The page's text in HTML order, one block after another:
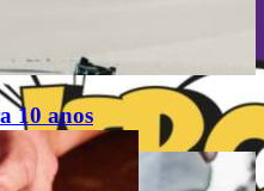
10 anos
um comentário.